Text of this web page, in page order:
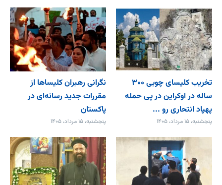
تخریب کلیسای چوبی ۳۰۰
ساله در اوکراین در پی حمله
پهپاد انتحاری رو ...
پنجشنبه، ۱۵ مرداد، ۱۴۰۵
نگرانی رهبران کلیساها از
مقررات جدید رسانه‌ای در
پاکستان
پنجشنبه، ۱۵ مرداد، ۱۴۰۵